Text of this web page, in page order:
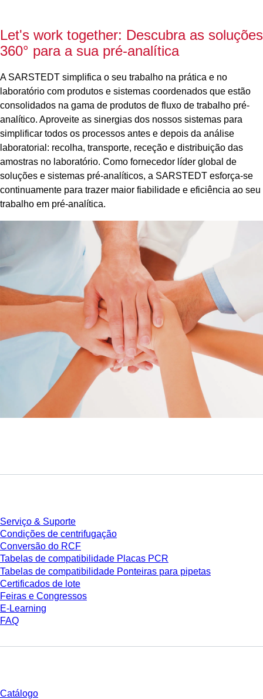
Let's work together: Descubra as soluções
360° para a sua pré-analítica
A SARSTEDT simplifica o seu trabalho na prática e no
laboratório com produtos e sistemas coordenados que estão
consolidados na gama de produtos de fluxo de trabalho pré-
analítico. Aproveite as sinergias dos nossos sistemas para
simplificar todos os processos antes e depois da análise
laboratorial: recolha, transporte, receção e distribuição das
amostras no laboratório. Como fornecedor líder global de
soluções e sistemas pré-analíticos, a SARSTEDT esforça-se
continuamente para trazer maior fiabilidade e eficiência ao seu
trabalho em pré-analítica.
Serviço & Suporte
Condições de centrifugação
Conversão do RCF
Tabelas de compatibilidade Placas PCR
Tabelas de compatibilidade Ponteiras para pipetas
Certificados de lote
Feiras e Congressos
E-Learning
FAQ
Catálogo